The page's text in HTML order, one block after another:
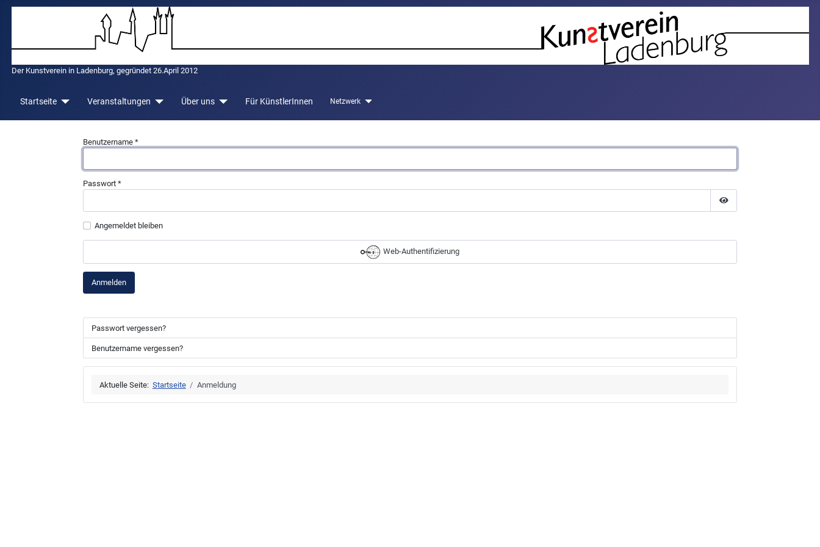
Der Kunstverein in Ladenburg, gegründet 26.April 2012
Startseite Veranstaltungen Über uns Für KünstlerInnen Netzwerk
Benutzername*
Passwort*
Passwort anzeigen
Angemeldet bleiben
Web-Authentifizierung
Anmelden
Passwort vergessen?
Benutzername vergessen?
Aktuelle Seite: Startseite Anmeldung